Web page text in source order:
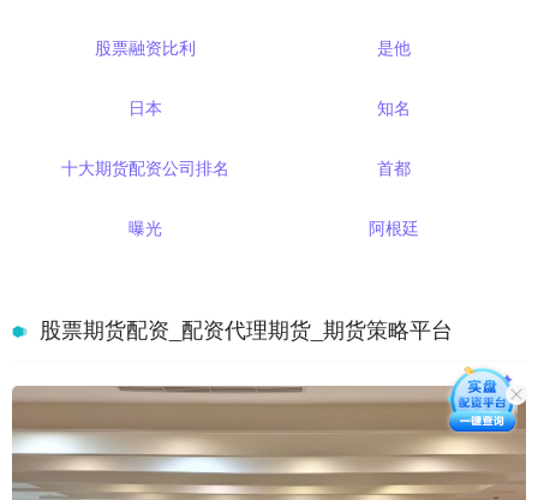
股票融资比利 是他
日本 知名
十大期货配资公司排名 首都
曝光 阿根廷
股票期货配资_配资代理期货_期货策略平台